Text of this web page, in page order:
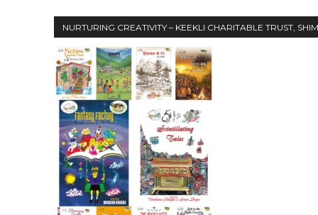
00:00
NURTURING CREATIVITY – KEEKLI CHARITABLE TRUST, SHIMLA
NURTURING CREATIVITY – KEEKLI CHARITABLE TRUST,